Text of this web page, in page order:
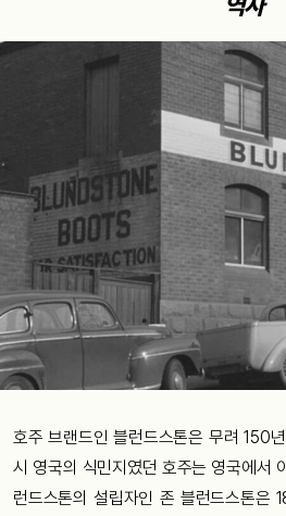
호주 브랜드인 블런드스톤은 무려 150
시 영국의 식민지였던 호주는 영국에서
런드스톤의 설립자인 존 블런드스톤은